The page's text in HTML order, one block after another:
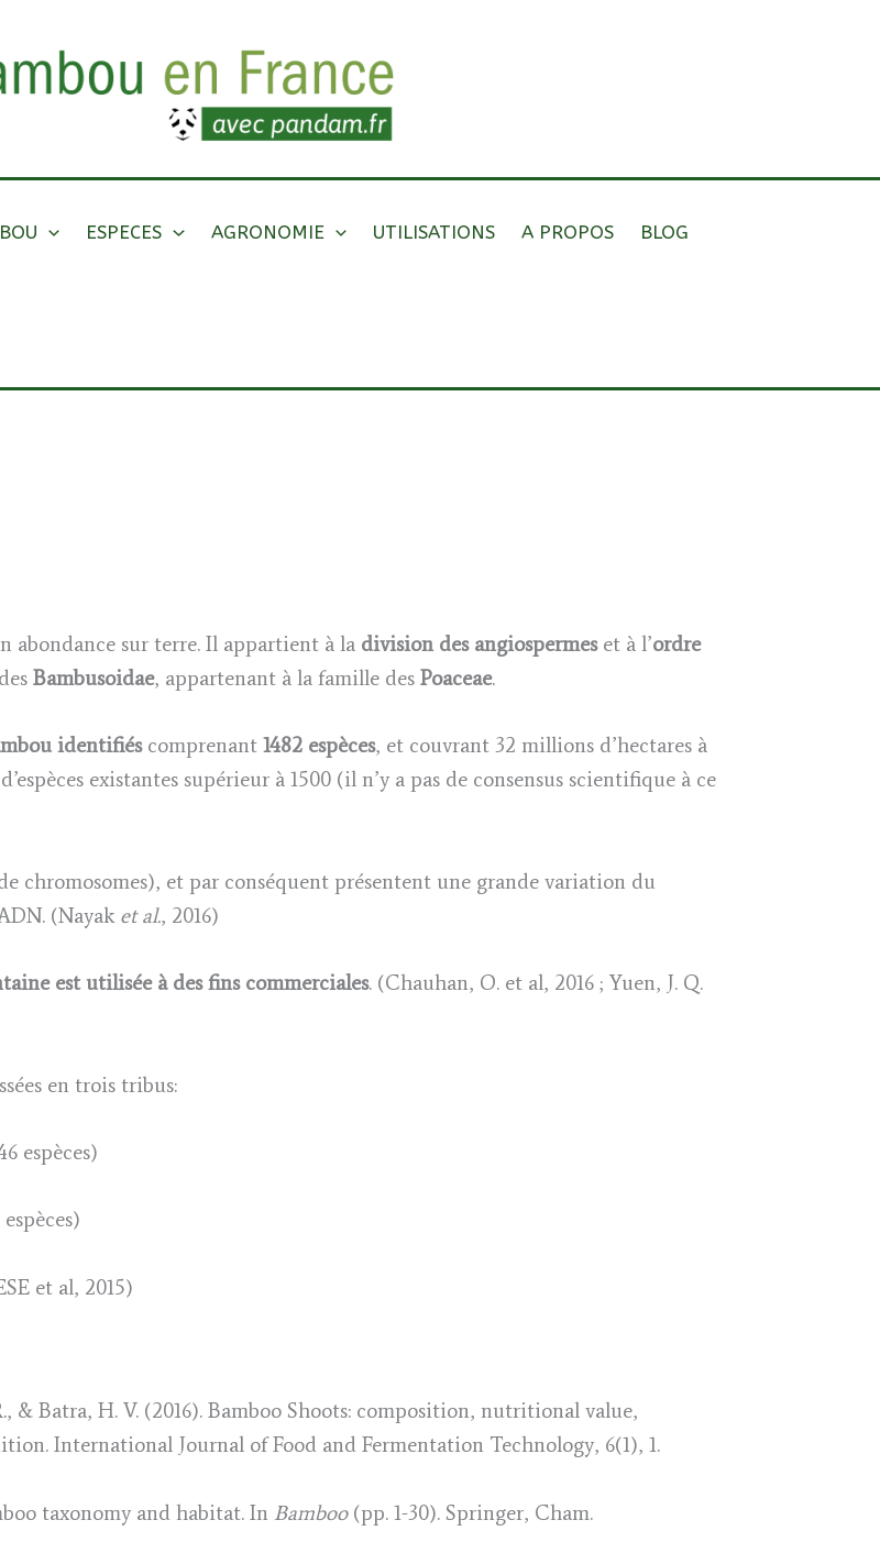
ESPECES AGRONOMIE UTILISATIONS A PROPOS BLOG
abondance sur terre. Il appartient à la division des angiospermeset à l’ordre
Bambusoidae, appartenant à la famille des Poaceae.
identifiéscomprenant 1482 espèces, et couvrant 32 millions d’hectares à
existantes supérieur à 1500 (il n’y a pas de consensus scientifique à ce
chromosomes), et par conséquent présentent une grande variation du
(Nayak et al., 2016)
est utilisée à des fins commerciales. (Chauhan, O. et al, 2016 ; Yuen, J. Q.
en trois tribus:
espèces)
et al, 2015)
& Batra, H. V. (2016). Bamboo Shoots: composition, nutritional value,
International Journal of Food and Fermentation Technology, 6(1), 1.
taxonomy and habitat. In Bamboo(pp. 1-30). Springer, Cham.